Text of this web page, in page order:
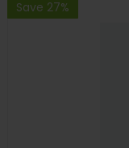
Save 27%